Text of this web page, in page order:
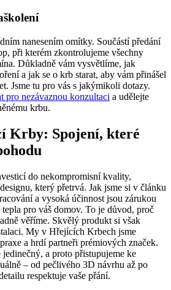
nanesením omítky. Součástí předání
při kterém zkontrolujeme všechny
Důkladně vám vysvětlíme, jak
a jak se o krb starat, aby vám přinášel
Jsme tu pro vás s jakýmikoli dotazy.
pro nezávaznou konzultaci a udělejte
krbu.
Krby: Spojení, které
do nekompromisní kvality,
který přetrvá. Jak jsme si v článku
a vysoká účinnost jsou zárukou
pro váš domov. To je důvod, proč
věříme. Skvělý produkt si však
My v Hřejících Krbech jsme
a hrdí partneři prémiových značek.
a proto přistupujeme ke
– od pečlivého 3D návrhu až po
respektuje vaše přání.